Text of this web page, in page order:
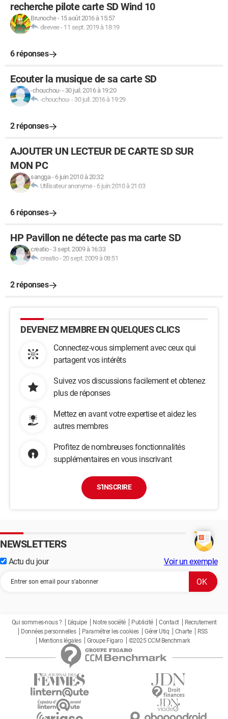
recherche pilote carte SD Wind 10
Brunoche- 15 août 2016 à 15:57
deevee- 11 sept. 2019 à 18:19
6 réponses
Ecouter la musique de sa carte SD
-chouchou-- 30 juil. 2016 à 19:20
-chouchou-- 30 juil. 2016 à 19:29
2 réponses
AJOUTER UN LECTEUR DE CARTE SD SUR
MON PC
sangga- 6 juin 2010 à 20:32
Utilisateur anonyme- 6 juin 2010 à 21:03
6 réponses
HP Pavillon ne détecte pas ma carte SD
creatio- 3 sept. 2009 à 16:33
creatio-20 sept. 2009 à 08:51
2 réponses
DEVENEZ MEMBRE EN QUELQUES CLICS
Connectez-vous simplement avec ceux qui
partagent vos intérêts
Suivez vos discussions facilement et obtenez
plus de réponses
Mettez en avant votre expertise et aidez les
autres membres
Profitez de nombreuses fonctionnalités
supplémentaires en vous inscrivant
S'INSCRIRE
NEWSLETTERS
Actu du jour Voir un exemple
Qui sommes-nous ? L'équipe Notre société Publicité Contact
Recrutement
Données personnelles
Paramétrer les cookies Gérer Utiq Charte
RSS
Mentions légales
Groupe Figaro ©2025 CCM Benchmark